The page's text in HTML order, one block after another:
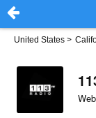
United States >
Web